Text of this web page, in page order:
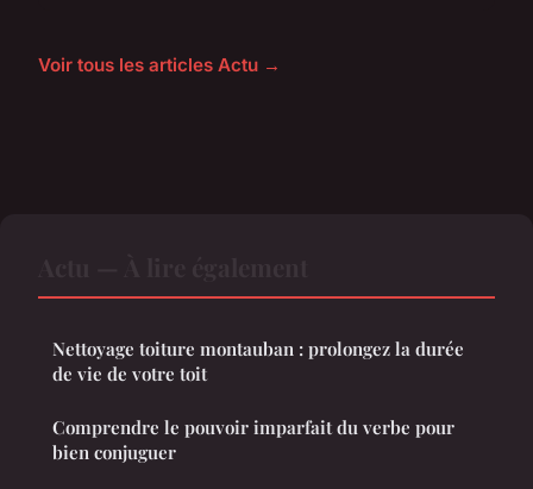
Voir tous les articles Actu →
Nettoyage toiture montauban : prolongez la durée
de vie de votre toit
Comprendre le pouvoir imparfait du verbe pour
bien conjuguer